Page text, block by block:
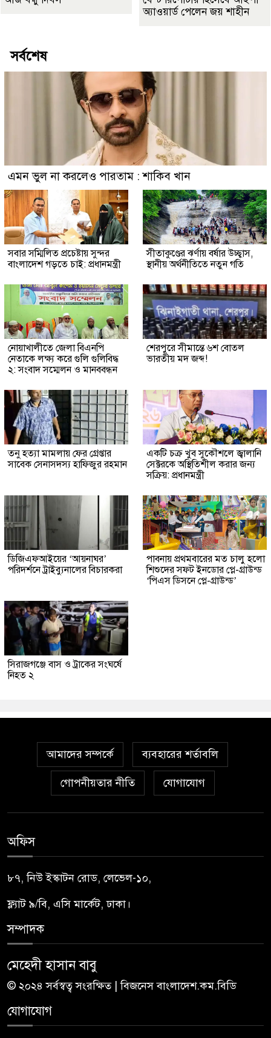
অ্যাওয়ার্ড পেলেন জয় শাহীন
সর্বশেষ
এমন ভুল না করলেও পারতাম : শাকিব খান
সবার সম্মিলিত প্রচেষ্টায় সুন্দর
বাংলাদেশ গড়তে চাই: প্রধানমন্ত্রী
সীতাকুণ্ডের ঝর্ণায় বর্ষার উচ্ছ্বাস,
স্থানীয় অর্থনীতিতে নতুন গতি
নোয়াখালীতে জেলা বিএনপি
নেতাকে লক্ষ্য করে গুলি গুলিবিদ্ধ
২: সংবাদ সম্মেলন ও মানববন্ধন
শেরপুরে সীমান্তে ৬শ বোতল
ভারতীয় মদ জব্দ!
তনু হত্যা মামলায় ফের গ্রেপ্তার
সাবেক সেনাসদস্য হাফিজুর রহমান
একটি চক্র খুব সুকৌশলে জ্বালানি
সেক্টরকে অস্থিতিশীল করার জন্য
সক্রিয়: প্রধানমন্ত্রী
ডিজিএফআইয়ের ‘আয়নাঘর’
পরিদর্শনে ট্রাইব্যুনালের বিচারকরা
পাবনায় প্রথমবারের মত চালু হলো
শিশুদের সফট ইনডোর প্লে-গ্রাউন্ড
‘পিএস ডিসনে প্লে-গ্রাউন্ড’
সিরাজগঞ্জে বাস ও ট্রাকের সংঘর্ষে
নিহত ২
আমাদের সম্পর্কে ব্যবহারের শর্তাবলি
গোপনীয়তার নীতি যোগাযোগ
অফিস
৮৭, নিউ ইস্কাটন রোড, লেভেল-১০,
ফ্ল্যাট ৯/বি, এসি মার্কেট, ঢাকা।
সম্পাদক
মেহেদী হাসান বাবু
© ২০২৪ সর্বস্বত্ব সংরক্ষিত | বিজনেস বাংলাদেশ.কম.বিডি
যোগাযোগ